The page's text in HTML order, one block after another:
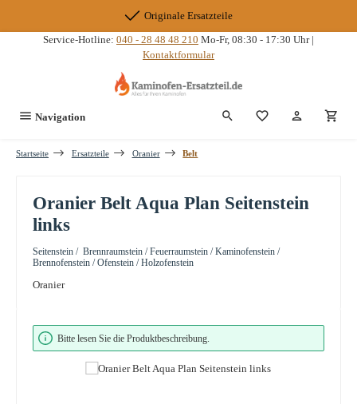
Originale Ersatzteile
Service-Hotline: 040 - 28 48 48 210 Mo-Fr, 08:30 - 17:30 Uhr |
Kontaktformular
Navigation Du hast 0
Startseite Ersatzteile Oranier Belt
Oranier Belt Aqua Plan Seitenstein
links
Seitenstein / Brennraumstein / Feuerraumstein / Kaminofenstein /
Brennofenstein / Ofenstein / Holzofenstein
Oranier
Bildergalerie überspringen
Bitte lesen Sie die Produktbeschreibung.